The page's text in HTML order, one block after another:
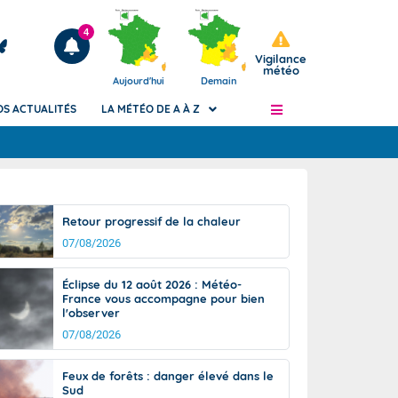
Articles
4
Aujourd'hui Demain
Vigilance
météo
de
Phénomènes dangereux de J+2 à J+7
Avertissement pluies intenses à l'échelle
des communes (Apic)
Bulletins Marine
Bulletins d'estimation du risque
d'avalanche
Météo des forêts
Vigicrues
ACTUALITÉS LA MÉTÉO DE A À Z
Retour progressif de la chaleur
07/08/2026
Éclipse du 12 août 2026 : Météo-
France vous accompagne pour bien
l'observer
07/08/2026
Feux de forêts : danger élevé dans le
Sud